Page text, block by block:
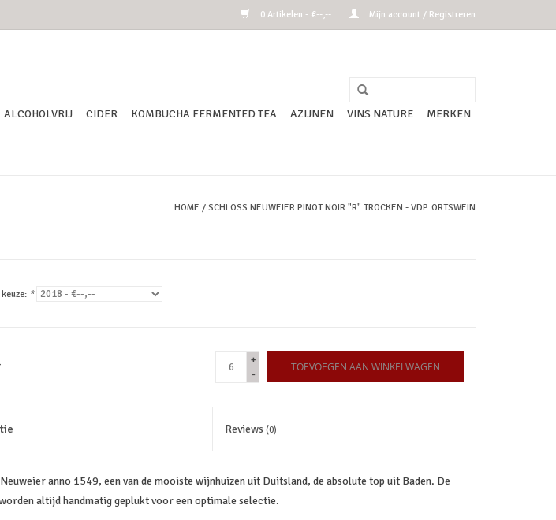
0 Artikelen - €--,-- Mijn account / Registreren
ALCOHOLVRIJ CIDER KOMBUCHA FERMENTED TEA AZIJNEN VINS NATURE MERKEN
HOME / SCHLOSS NEUWEIER PINOT NOIR "R" TROCKEN - VDP. ORTSWEIN
*
+
-
TOEVOEGEN AAN WINKELWAGEN
Reviews(0)
anno 1549, een van de mooiste wijnhuizen uit Duitsland, de absolute top uit Baden. De
altijd handmatig geplukt voor een optimale selectie.